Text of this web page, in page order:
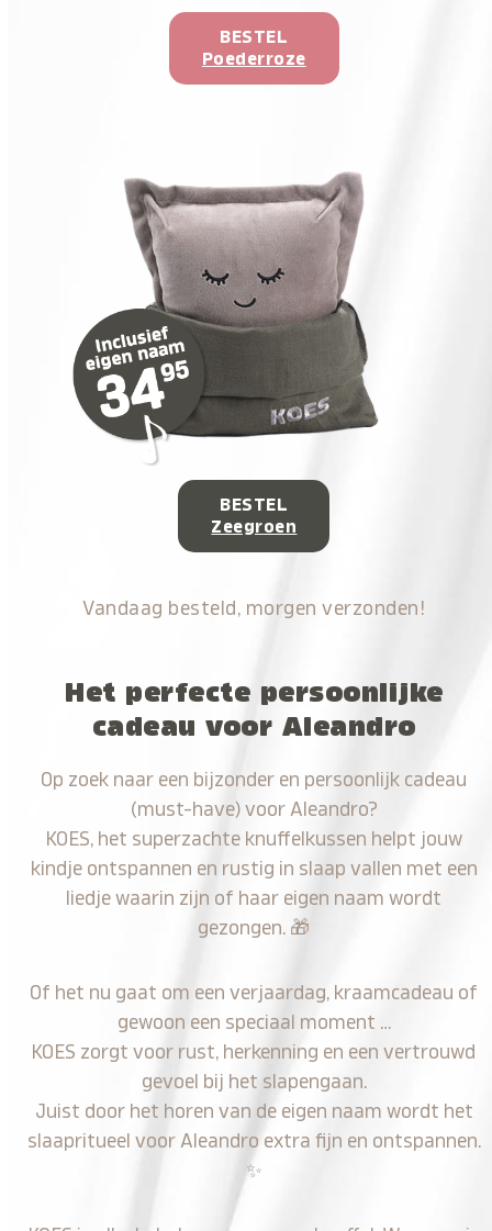
BESTEL
Poederroze
BESTEL
Zeegroen
Vandaag besteld, morgen verzonden!
Het perfecte persoonlijke
cadeau voor Aleandro
Op zoek naar een bijzonder en persoonlijk cadeau
(must-have) voor Aleandro?
KOES, het superzachte knuffelkussen helpt jouw
kindje ontspannen en rustig in slaap vallen met een
liedje waarin zijn of haar eigen naam wordt
gezongen. 🎁
Of het nu gaat om een verjaardag, kraamcadeau of
gewoon een speciaal moment …
KOES zorgt voor rust, herkenning en een vertrouwd
gevoel bij het slapengaan.
Juist door het horen van de eigen naam wordt het
slaapritueel voor Aleandro extra fijn en ontspannen.
✨